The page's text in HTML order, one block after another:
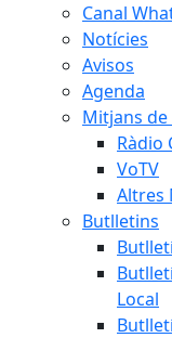
Canal
Notícies
Avisos
Agenda
Mitjans
Ràdio
VoTV
Altres
Butlletins
Local